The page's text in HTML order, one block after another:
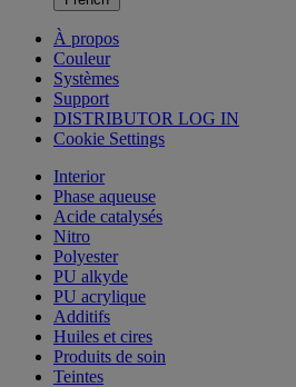
À propos
Couleur
Systèmes
Support
DISTRIBUTOR LOG IN
Cookie Settings
Interior
Phase aqueuse
Acide catalysés
Nitro
Polyester
PU alkyde
PU acrylique
Additifs
Huiles et cires
Produits de soin
Teintes